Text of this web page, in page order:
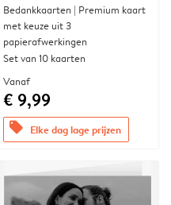
Bedankkaarten | Premium kaart
met keuze uit 3
papierafwerkingen
Set van 10 kaarten
Vanaf
€ 9,99
offers Elke dag lage prijzen